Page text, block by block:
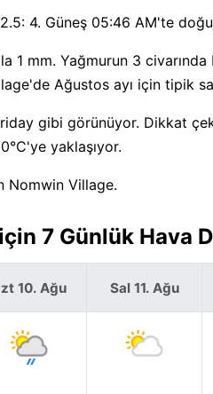
4. Güneş 05:46 AM'te
mm. Yağmurun 3 civarında
Ağustos ayı için tipik
gibi görünüyor. Dikkat
yaklaşıyor.
Nomwin Village.
7 Günlük Hava
10. Ağu Sal 11. Ağu